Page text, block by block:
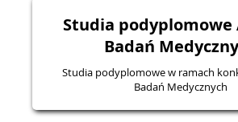
Studia podyplomowe
Badań
Studia podyplomowe w ramach
Badań Medycznych